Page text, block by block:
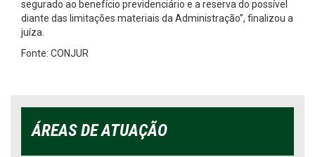
segurado ao benefício previdenciário e a reserva do possível
diante das limitações materiais da Administração”, finalizou a
juíza.
Fonte: CONJUR
ÁREAS DE ATUAÇÃO